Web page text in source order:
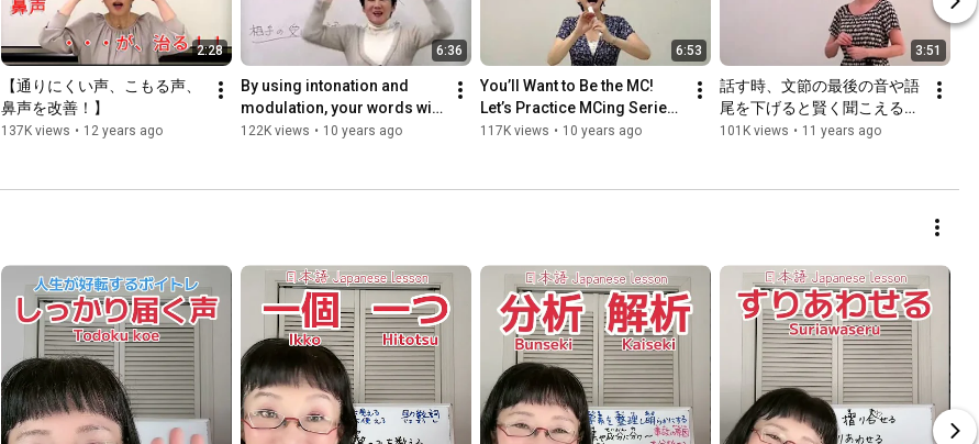
★ 俯瞰で話すボイストレーナー 池本美代子 ★
「俯瞰(ふかん・上から全体を見る)」に意識をおいて話すボイ
ストレーニング法です。
まず、表情筋をほぐし、基本の姿勢で自分を整え「俯瞰」の意
★ 無料動画ボイストレーニング ★
「スピリット･ボイスの神髄」
https://rapport-voice.com/1week_tour/
★ 池本美代子LINE公式 ★
2:28
【通りにくい声、こもる声、
鼻声を改善！】
137K views • 12 years ago
6:36
By using intonation and
modulation, your words will
be conveyed clearly and
122K views • 10 years ago
6:53
You’ll Want to Be the MC!
Let’s Practice MCing Series
1【Spirit Voice Training
117K views • 10 years ago
3:51
話す時、文節の最後の音や語
尾を下げると賢く聞こえるの
です！最後の音が上がるクセ
101K views • 11 years ago